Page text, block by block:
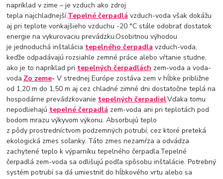
napríklad v zime – je vzduch ako zdroj
tepla najchladnejší.Tepelné čerpadlá vzduch-voda však dokážu
aj pri teplote vonkajšieho vzduchu -20 °C stále odobrať dostatok
energie na vykurovaciu prevádzku.Osobitnou výhodou
je jednoduchá inštalácia tepelného čerpadla vzduch-voda,
keďže odpadávajú rozsiahle zemné práce alebo vŕtanie studne,
ako je to napríklad pri tepelných čerpadlách zem-voda a voda-
voda.Zo zeme-V strednej Európe zostáva zem v hĺbke približne
od 1,20 m do 1,50 m aj cez chladné zimné dni dostatočne teplá na
hospodárne prevádzkovanie tepelných čerpadiel.Vďaka tomu
nepodliehajú tepelné čerpadlá zem-voda ani pri teplotách pod
bodom mrazu výkyvom výkonu. Absorbujú teplo
z pôdy prostredníctvom podzemných potrubí, cez ktoré preteká
ekologická zmes soľanky. Táto zmes nezamŕza a odvádza
zachytené teplo k výparníku tepelného čerpadla.Tepelné
čerpadlá zem-voda sa odlišujú podľa spôsobu inštalácie. Potrebný
systém potrubí sa dá umiestniť do hĺbkového vrtu alebo sa